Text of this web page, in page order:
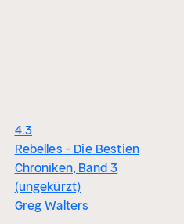
4.3
Rebelles - Die Bestien
Chroniken, Band 3
(ungekürzt)
Greg Walters